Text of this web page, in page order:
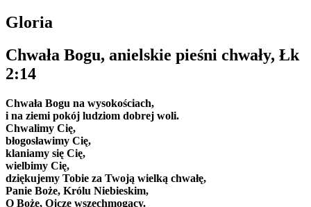
Gloria
Chwała Bogu, anielskie pieśni chwały, Łk
2:14
Chwała Bogu na wysokościach,
i na ziemi pokój ludziom dobrej woli.
Chwalimy Cię,
błogosławimy Cię,
klaniamy się Cię,
wielbimy Cię,
dziękujemy Tobie za Twoją wielką chwałę,
Panie Boże, Królu Niebieskim,
O Boże, Ojcze wszechmogący.